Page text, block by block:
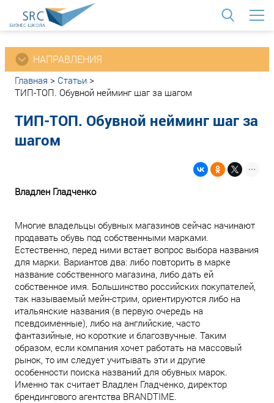
НАПРАВЛЕНИЯ
Главная > Статьи >
ТИП-ТОП. Обувной нейминг шаг за шагом
ТИП-ТОП. Обувной нейминг шаг за
шагом
Владлен Гладченко
Многие владельцы обувных магазинов сейчас начинают
продавать обувь под собственными марками.
Естественно, перед ними встает вопрос выбора названия
для марки. Вариантов два: либо повторить в марке
название собственного магазина, либо дать ей
собственное имя. Большинство российских покупателей,
так называемый мейн-стрим, ориентируются либо на
итальянские названия (в первую очередь на
псевдоименные), либо на английские, часто
фантазийные, но короткие и благозвучные. Таким
образом, если компания хочет работать на массовый
рынок, то им следует учитывать эти и другие
особенности поиска названий для обувных марок.
Именно так считает Владлен Гладченко, директор
брендингового агентства BRANDTIME.